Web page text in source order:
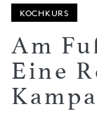
KOCHKURS
Am
Eine